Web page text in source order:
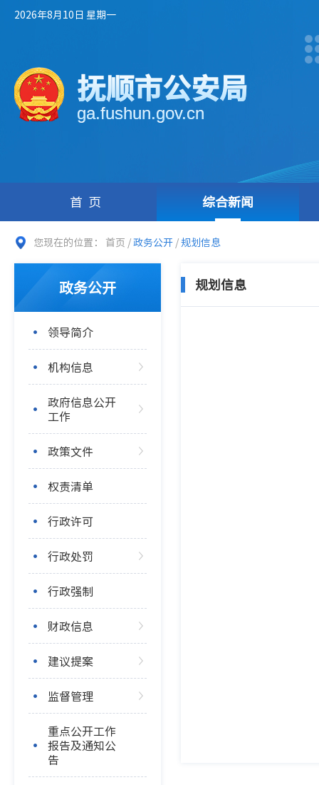
2026年8月10日 星期一
抚顺市公安局
ga.fushun.gov.cn
首页 综合新闻
您现在的位置： 首页 /政务公开 /规划信息
政务公开
领导简介
机构信息
政府信息公开
工作
政策文件
权责清单
行政许可
行政处罚
行政强制
财政信息
建议提案
监督管理
重点公开工作
报告及通知公
告
规划信息